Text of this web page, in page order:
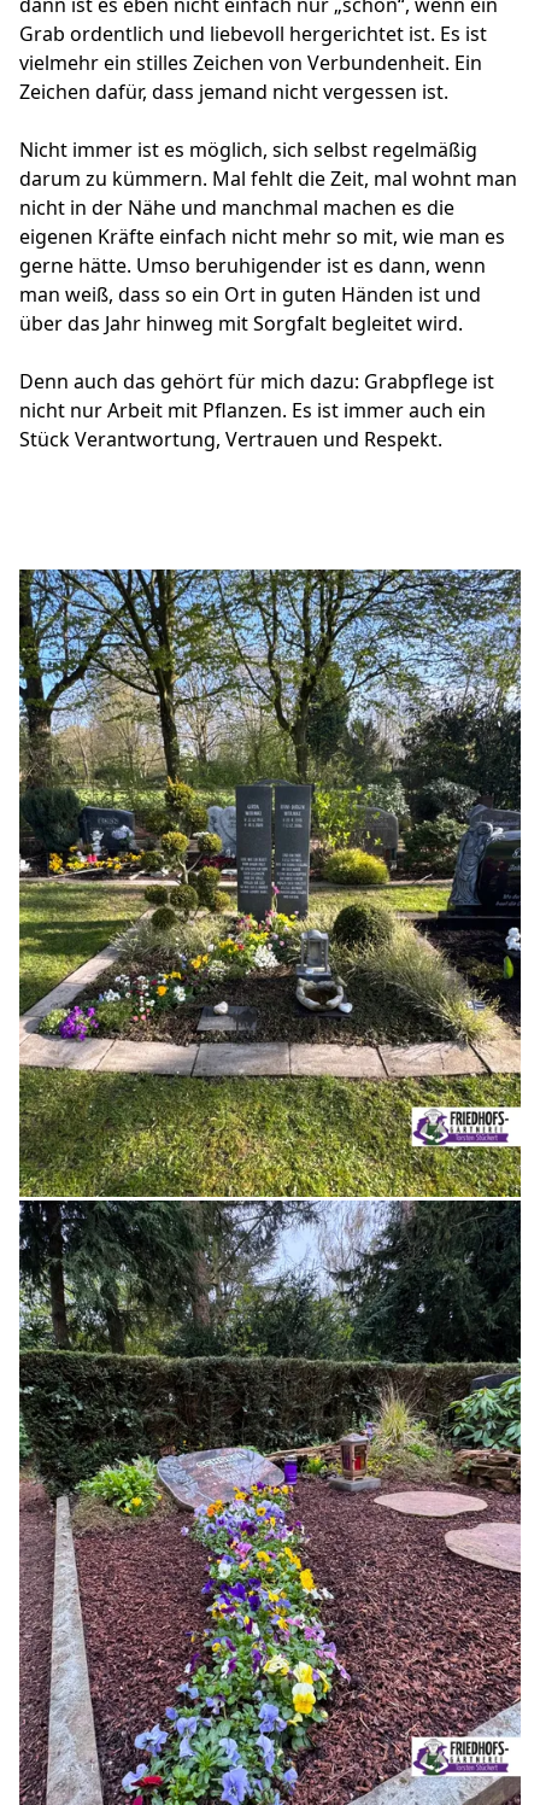
Grab ordentlich und liebevoll hergerichtet ist. Es ist
vielmehr ein stilles Zeichen von Verbundenheit. Ein
Zeichen dafür, dass jemand nicht vergessen ist.
Nicht immer ist es möglich, sich selbst regelmäßig
darum zu kümmern. Mal fehlt die Zeit, mal wohnt man
nicht in der Nähe und manchmal machen es die
eigenen Kräfte einfach nicht mehr so mit, wie man es
gerne hätte. Umso beruhigender ist es dann, wenn
man weiß, dass so ein Ort in guten Händen ist und
über das Jahr hinweg mit Sorgfalt begleitet wird.
Denn auch das gehört für mich dazu: Grabpflege ist
nicht nur Arbeit mit Pflanzen. Es ist immer auch ein
Stück Verantwortung, Vertrauen und Respekt.